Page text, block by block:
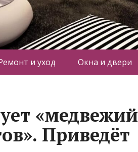
и уход Окна и двери
«медвежий
Приведёт